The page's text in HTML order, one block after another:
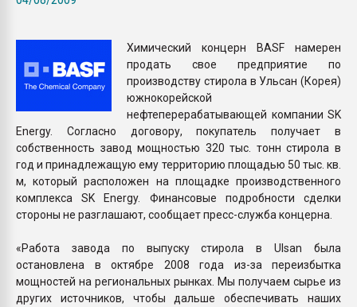
ПЕРЕЙТИ НА
Химический концерн BASF намерен
продать свое предприятие по
производству стирола в Ульсан (Корея)
южнокорейской
нефтеперерабатывающей компании SK
Energy. Согласно договору, покупатель получает в
собственность завод мощностью 320 тыс. тонн стирола в
год и принадлежащую ему территорию площадью 50 тыс. кв.
м, который расположен на площадке производственного
комплекса SK Energy. Финансовые подробности сделки
стороны не разглашают, сообщает пресс-служба концерна.
«Работа завода по выпуску стирола в Ulsan была
остановлена в октябре 2008 года из-за переизбытка
мощностей на региональных рынках. Мы получаем сырье из
других источников, чтобы дальше обеспечивать наших